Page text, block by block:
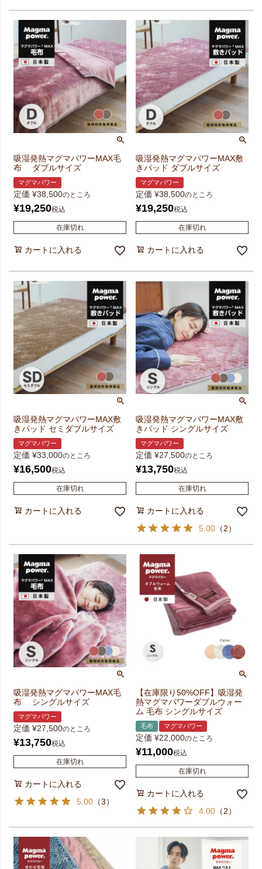
吸湿発熱マグマパワーMAX毛
布 ダブルサイズ
マグマパワー
定価 ¥38,500のところ
¥19,250税込
在庫切れ
カートに入れる
吸湿発熱マグマパワーMAX敷
きパッド ダブルサイズ
マグマパワー
定価 ¥38,500のところ
¥19,250税込
在庫切れ
カートに入れる
吸湿発熱マグマパワーMAX敷
きパッド セミダブルサイズ
マグマパワー
定価 ¥33,000のところ
¥16,500税込
在庫切れ
カートに入れる
吸湿発熱マグマパワーMAX敷
きパッド シングルサイズ
マグマパワー
定価 ¥27,500のところ
¥13,750税込
在庫切れ
カートに入れる
5.00 （2）
吸湿発熱マグマパワーMAX毛
布 シングルサイズ
マグマパワー
定価 ¥27,500のところ
¥13,750税込
在庫切れ
カートに入れる
5.00 （3）
【在庫限り50%OFF】吸湿発
熱マグマパワーダブルウォー
ム 毛布 シングルサイズ
毛布 マグマパワー
定価 ¥22,000のところ
¥11,000税込
在庫切れ
カートに入れる
4.00 （2）